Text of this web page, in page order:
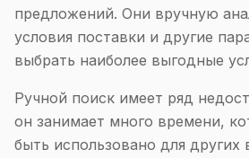
предложений. Они вручную
условия поставки и другие
выбрать наиболее выгодные
Ручной поиск имеет ряд
он занимает много времени,
быть использовано для